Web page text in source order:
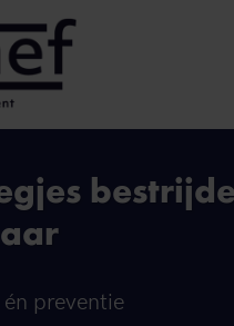
preventie